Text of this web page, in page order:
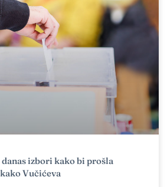
izbori kako bi prošla
Vučićeva